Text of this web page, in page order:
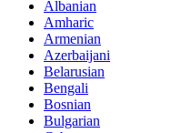
Albanian
Amharic
Armenian
Azerbaijani
Belarusian
Bengali
Bosnian
Bulgarian